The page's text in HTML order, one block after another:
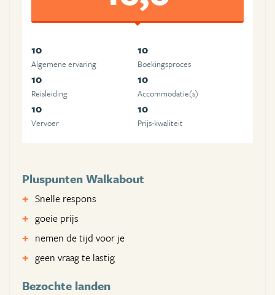
10
Algemene ervaring
10
Boekingsproces
10
Reisleiding
10
Accommodatie(s)
10
Vervoer
10
Prijs-kwaliteit
Pluspunten Walkabout
Snelle respons
goeie prijs
nemen de tijd voor je
geen vraag te lastig
Bezochte landen